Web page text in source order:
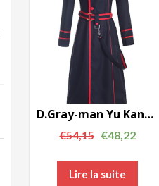
D.Gray-man Yu Kanda cosplay costume AC001217
€54,15 €48,22
Lire la suite